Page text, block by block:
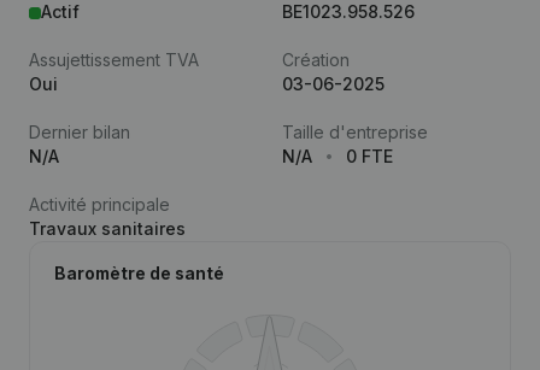
Actif
BE1023.958.526
Assujettissement TVA
Oui
Création
03-06-2025
Dernier bilan
N/A
Taille d'entreprise
N/A
0 FTE
Activité principale
Travaux sanitaires
Baromètre de santé